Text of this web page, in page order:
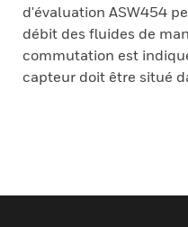
d'évaluation ASW454
débit des fluides de
commutation est
capteur doit être situé